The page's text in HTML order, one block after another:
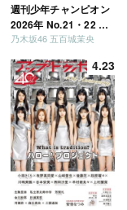
週刊少年チャンピオン
2026年 No.21・22 合
併号
乃木坂46 五百城茉央
4.23